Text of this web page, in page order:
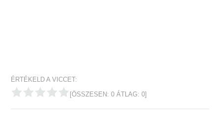
ÉRTÉKELD A VICCET:
[ÖSSZESEN:0 ÁTLAG:0]